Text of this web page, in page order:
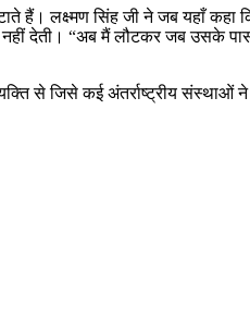
हैं। लक्ष्मण सिंह जी ने जब यहाँ कहा
नहीं देती। “अब मैं लौटकर जब उसके
से जिसे कई अंतर्राष्ट्रीय संस्थाओं ने